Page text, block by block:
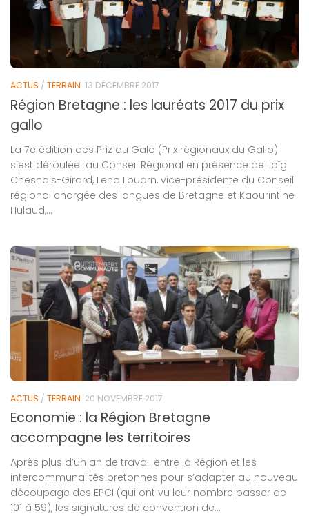
ACTUS / TERRAIN 13 DÉCEMBRE 2017
Région Bretagne : les lauréats 2017 du prix
gallo
La 7e édition des Priz du Galo (Prix régionaux du Gallo)
s’est déroulée au Conseil Régional en présence de Loïg
Chesnais-Girard, Lena Louarn, vice-présidente du Conseil
régional chargée des langues de Bretagne et Kaourintine
Hulaud,...
ACTUS / TERRAIN 20 NOVEMBRE 2017
Economie : la Région Bretagne
accompagne les territoires
Après plus d’un an de travail entre la Région et les
intercommunalités bretonnes pour s’adapter au nouveau
découpage des EPCI (qui ont vu leur nombre passer de
101 à 59), les signatures de convention de...